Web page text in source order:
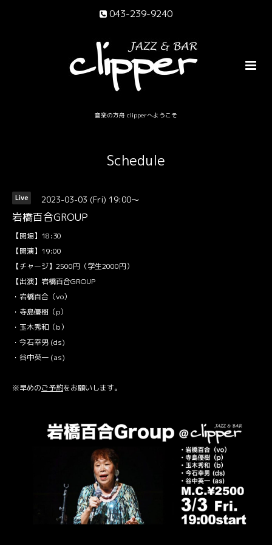
043-239-9240
音楽の方舟 clipperへようこそ
Schedule
Live 2023-03-03 (Fri) 19:00～
岩橋百合GROUP
【開場】18:30
【開演】19:00
【チャージ】2500円（学生2000円）
【出演】岩橋百合GROUP
・岩橋百合（vo）
・寺島優樹（p）
・玉木秀和（b）
・今石幸男 (ds)
・谷中英一 (as)
※早めのご予約をお願いします。